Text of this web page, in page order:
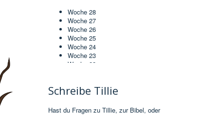
Woche 28
Woche 27
Woche 26
Woche 25
Woche 24
Woche 23
Woche 22
Woche 19
Woche 17
Schreibe Tillie
Hast du Fragen zu Tillie, zur Bibel, oder